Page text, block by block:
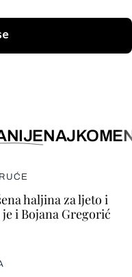
haljina za ljeto i
i Bojana Gregorić